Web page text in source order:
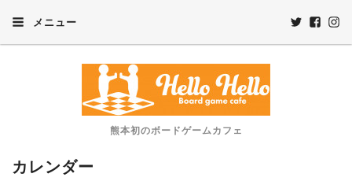
メニュー
熊本初のボードゲームカフェ
カレンダー